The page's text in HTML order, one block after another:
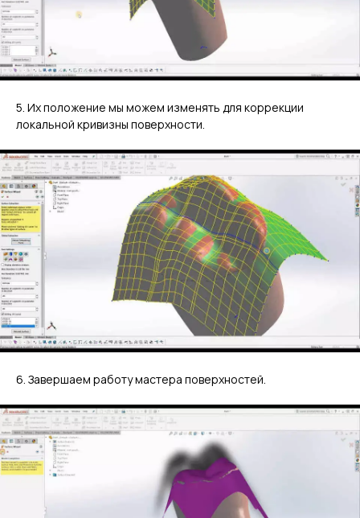
5. Их положение мы можем изменять для коррекции
локальной кривизны поверхности.
6. Завершаем работу мастера поверхностей.